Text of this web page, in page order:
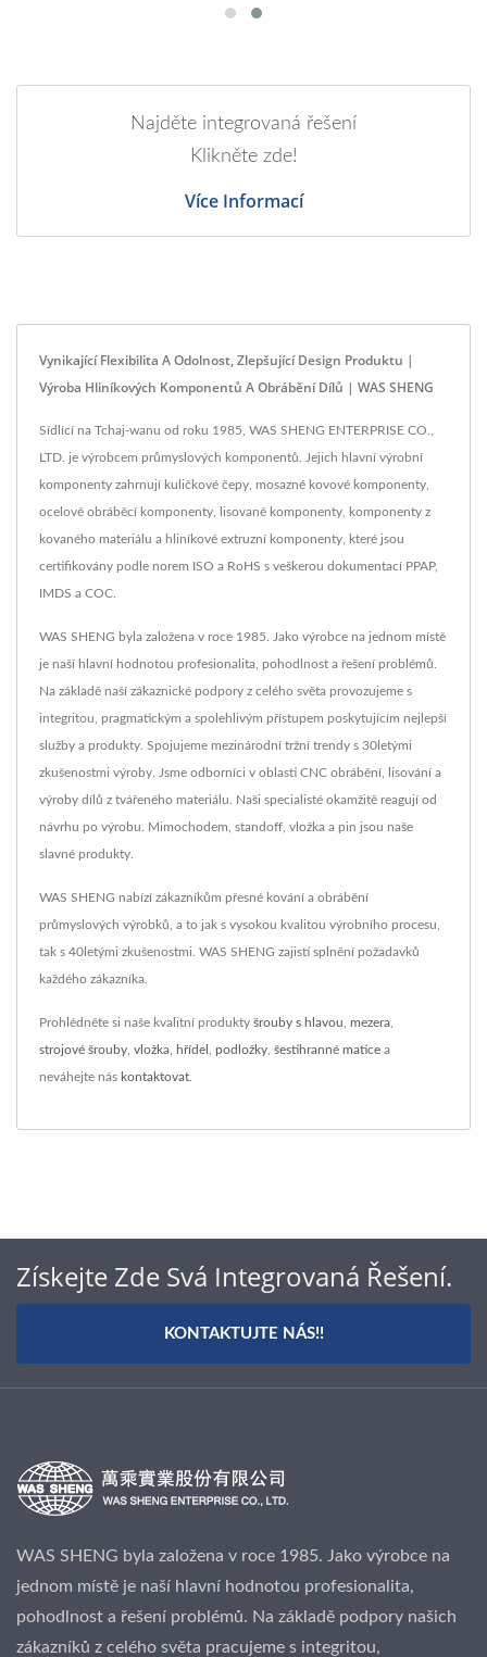
Najděte integrovaná řešení
Klikněte zde!
Více Informací
Vynikající Flexibilita A Odolnost, Zlepšující Design Produktu |
Výroba Hliníkových Komponentů A Obrábění Dílů | WAS SHENG
Sídlící na Tchaj-wanu od roku 1985, WAS SHENG ENTERPRISE CO.,
LTD. je výrobcem průmyslových komponentů. Jejich hlavní výrobní
komponenty zahrnují kuličkové čepy, mosazné kovové komponenty,
ocelové obráběcí komponenty, lisované komponenty, komponenty z
kovaného materiálu a hliníkové extruzní komponenty, které jsou
certifikovány podle norem ISO a RoHS s veškerou dokumentací PPAP,
IMDS a COC.
WAS SHENG byla založena v roce 1985. Jako výrobce na jednom místě
je naší hlavní hodnotou profesionalita, pohodlnost a řešení problémů.
Na základě naší zákaznické podpory z celého světa provozujeme s
integritou, pragmatickým a spolehlivým přístupem poskytujícím nejlepší
služby a produkty. Spojujeme mezinárodní tržní trendy s 30letými
zkušenostmi výroby. Jsme odborníci v oblasti CNC obrábění, lisování a
výroby dílů z tvářeného materiálu. Naši specialisté okamžitě reagují od
návrhu po výrobu. Mimochodem, standoff, vložka a pin jsou naše
slavné produkty.
WAS SHENG nabízí zákazníkům přesné kování a obrábění
průmyslových výrobků, a to jak s vysokou kvalitou výrobního procesu,
tak s 40letými zkušenostmi. WAS SHENG zajistí splnění požadavků
každého zákazníka.
Prohlédněte si naše kvalitní produkty šrouby s hlavou mezera
strojové šrouby vložka hřídel podložky šestihranné matice a
neváhejte nás kontaktovat
Získejte Zde Svá Integrovaná Řešení.
KONTAKTUJTE NÁS!!
WAS SHENG byla založena v roce 1985. Jako výrobce na
jednom místě je naší hlavní hodnotou profesionalita,
pohodlnost a řešení problémů. Na základě podpory našich
zákazníků z celého světa pracujeme s integritou,